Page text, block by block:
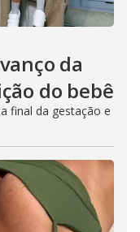
da
do bebê
final da gestação e